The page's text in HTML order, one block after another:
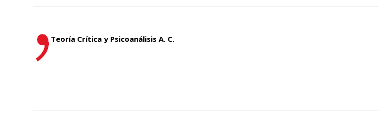
Teoría Crítica y Psicoanálisis A. C.